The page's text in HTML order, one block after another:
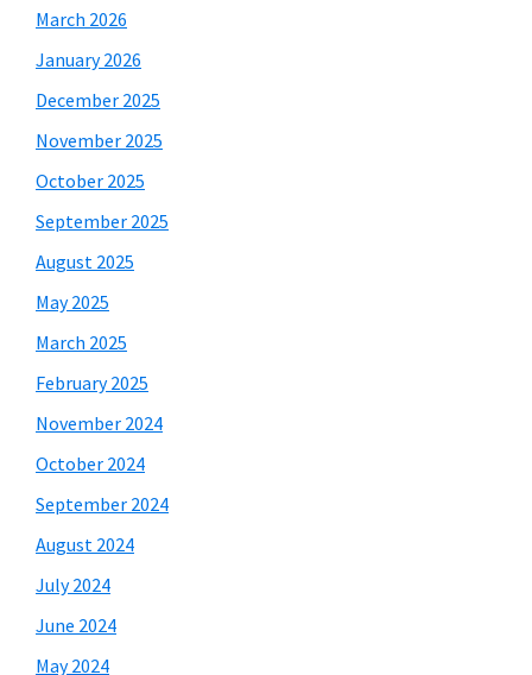
March 2026
January 2026
December 2025
November 2025
October 2025
September 2025
August 2025
May 2025
March 2025
February 2025
November 2024
October 2024
September 2024
August 2024
July 2024
June 2024
May 2024